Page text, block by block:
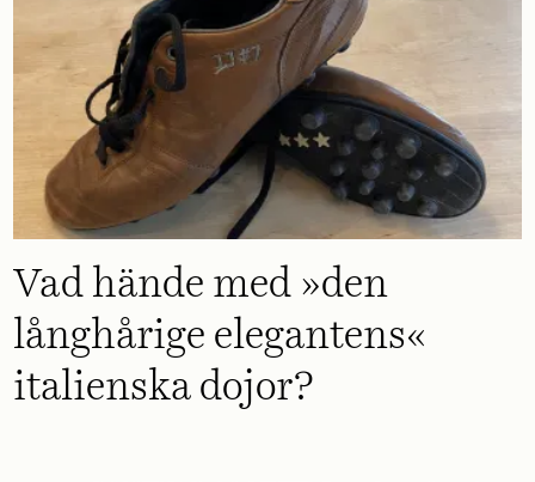
Vad hände med »den
långhårige elegantens«
italienska dojor?